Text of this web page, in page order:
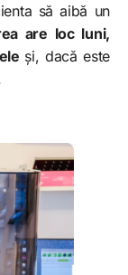
să aibă un
are loc luni,
și, dacă este